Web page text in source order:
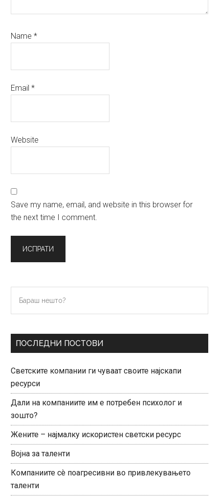
Name*
Email*
Website
Save my name, email, and website in this browser for
the next time I comment.
Primary
Sidebar
нешто?
ПОСЛЕДНИ ПОСТОВИ
Светските компании ги чуваат своите најскапи
ресурси
Дали на компаниите им е потребен психолог и
зошто?
Жените – најмалку искористен светски ресурс
Војна за таленти
Компаниите сè поагресивни во привлекувањето
таленти